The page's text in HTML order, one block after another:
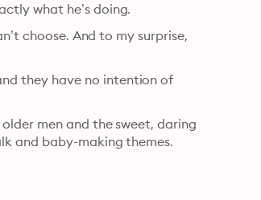
what he’s doing.
choose. And to my surprise,
they have no intention of
men and the sweet, daring
and baby-making themes.